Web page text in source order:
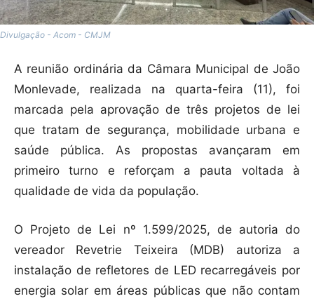
Divulgação - Acom - CMJM
A reunião ordinária da Câmara Municipal de João
Monlevade, realizada na quarta-feira (11), foi
marcada pela aprovação de três projetos de lei
que tratam de segurança, mobilidade urbana e
saúde pública. As propostas avançaram em
primeiro turno e reforçam a pauta voltada à
qualidade de vida da população.
O Projeto de Lei nº 1.599/2025, de autoria do
vereador Revetrie Teixeira (MDB) autoriza a
instalação de refletores de LED recarregáveis por
energia solar em áreas públicas que não contam